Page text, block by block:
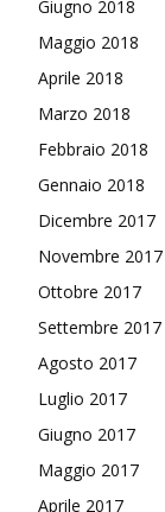
Giugno 2018
Maggio 2018
Aprile 2018
Marzo 2018
Febbraio 2018
Gennaio 2018
Dicembre 2017
Novembre 2017
Ottobre 2017
Settembre 2017
Agosto 2017
Luglio 2017
Giugno 2017
Maggio 2017
Aprile 2017